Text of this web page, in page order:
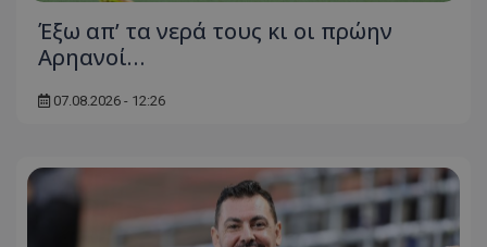
Έξω απ’ τα νερά τους κι οι πρώην
Αρηανοί…
07.08.2026 - 12:26